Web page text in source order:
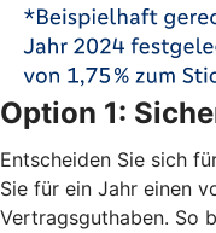
Option 1:
Entscheiden Sie sich
Sie für ein Jahr einen
Vertragsguthaben. So